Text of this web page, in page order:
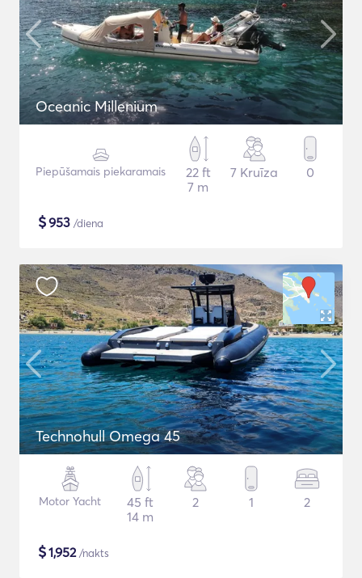
Oceanic Millenium
Piepūšamais piekaramais
22 ft
7 m
7 Kruīza 0
$953 /diena
Technohull Omega 45
Motor Yacht
45 ft
14 m
2 1 2
$1,952/nakts